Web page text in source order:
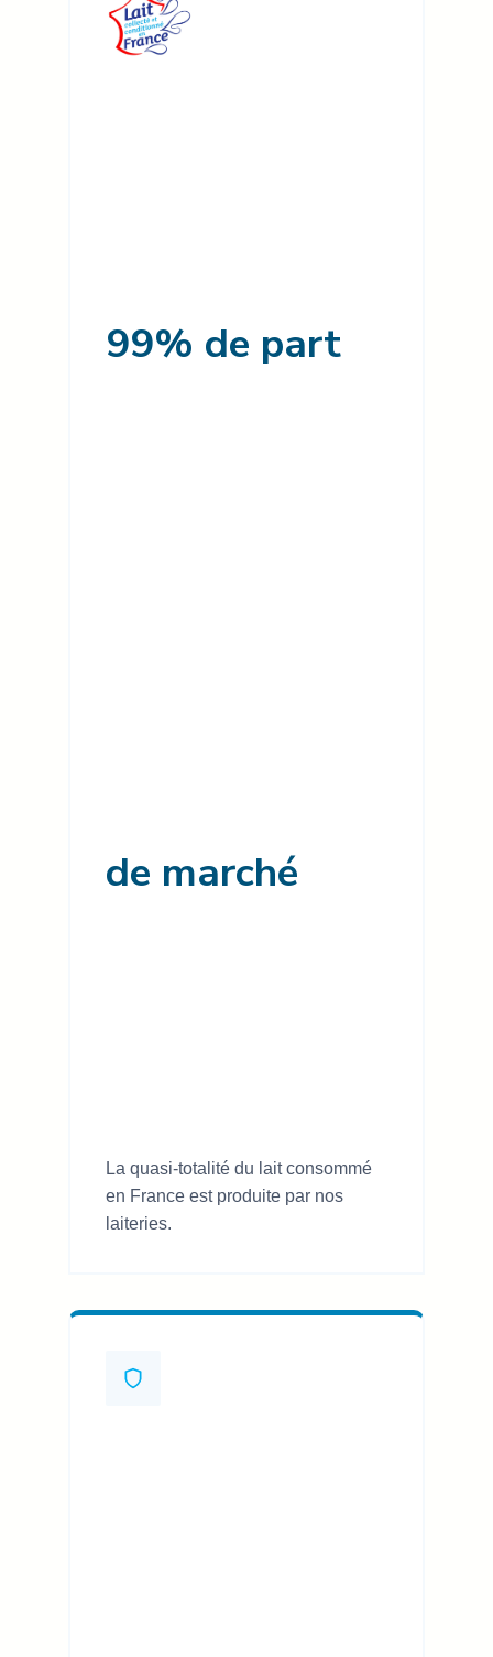
99% de part
de marché
La quasi-totalité du lait consommé
en France est produite par nos
laiteries.